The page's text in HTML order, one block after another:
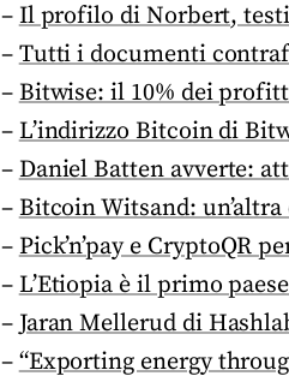
–Il profilo di Norbert,
–Tutti i documenti
–Bitwise: il 10% dei
–L’indirizzo Bitcoin di
–Daniel Batten avverte:
–Bitcoin Witsand:
–Pick’n’pay e CryptoQR
–L’Etiopia è il primo
–Jaran Mellerud di
–“Exporting energy